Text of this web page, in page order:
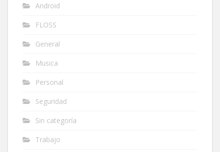
Android
FLOSS
General
Musica
Personal
Seguridad
Sin categoría
Trabajo